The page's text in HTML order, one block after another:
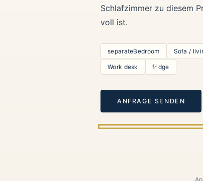
Schlafzimmer zu diesem
voll ist.
separateBedroom Sofa /
Work desk fridge
ANFRAGE SENDEN